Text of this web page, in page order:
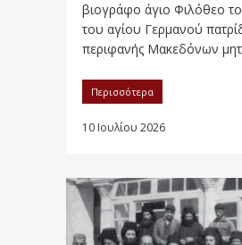
βιογράφο άγιο Φιλόθεο
του αγίου Γερμανού
περιφανής Μακεδόνων
Περισσότερα
10 Ιουλίου 2026